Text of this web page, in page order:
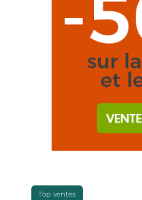
Top ventes